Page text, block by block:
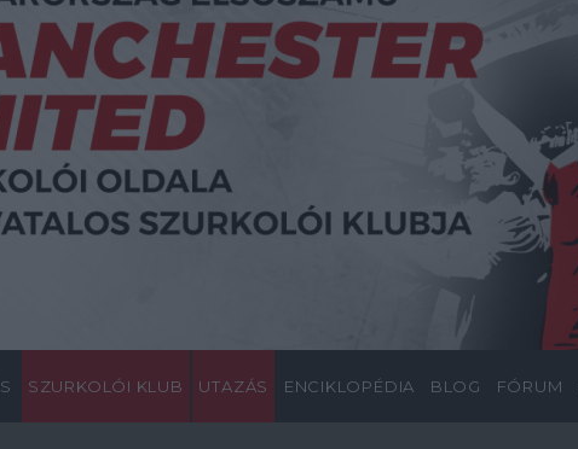
SZURKOLÓI KLUB UTAZÁS ENCIKLOPÉDIA BLOG FÓRUM